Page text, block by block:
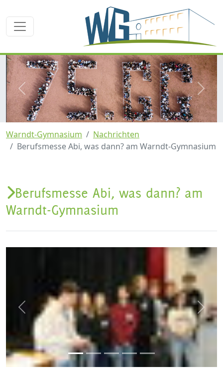
zurück
Warndt-Gymnasium
Nachrichten
Berufsmesse Abi, was dann? am Warndt-Gymnasium
Berufsmesse Abi, was dann? am
Warndt-Gymnasium
zurück